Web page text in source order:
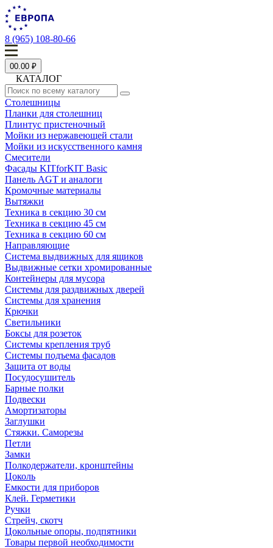
8 (965) 108-80-66
00.00 ₽
КАТАЛОГ
Столешницы
Планки для столешниц
Плинтус пристеночный
Мойки из нержавеющей стали
Мойки из искусственного камня
Смесители
Фасады KITforKIT Basic
Панель AGT и аналоги
Кромочные материалы
Вытяжки
Техника в секцию 30 см
Техника в секцию 45 см
Техника в секцию 60 см
Направляющие
Система выдвижных для ящиков
Выдвижные сетки хромированные
Контейнеры для мусора
Системы для раздвижных дверей
Системы для хранения
Крючки
Светильники
Боксы для розеток
Системы крепления труб
Системы подъема фасадов
Защита от воды
Посудосушитель
Барные полки
Подвески
Амортизаторы
Заглушки
Стяжки. Саморезы
Петли
Замки
Полкодержатели, кронштейны
Цоколь
Емкости для приборов
Клей. Герметики
Ручки
Стрейч, скотч
Цокольные опоры, подпятники
Товары первой необходимости